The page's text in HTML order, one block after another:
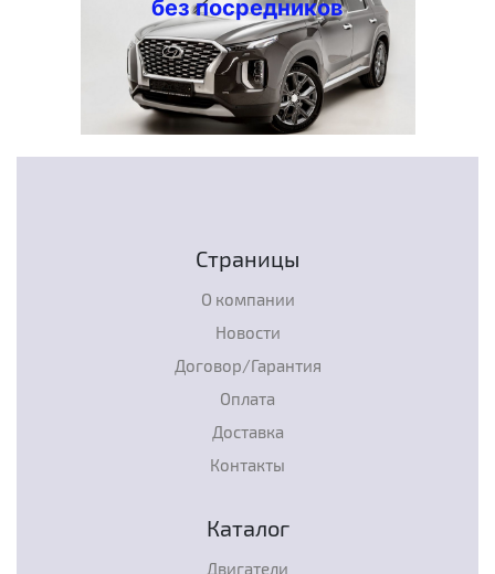
без посредников
Страницы
О компании
Новости
Договор/Гарантия
Оплата
Доставка
Контакты
Каталог
Двигатели